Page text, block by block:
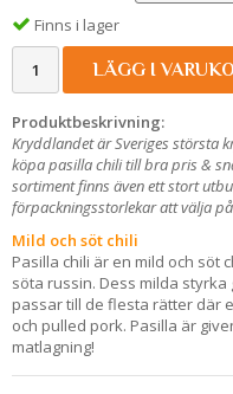
Finns i lager
LÄGG I
Produktbeskrivning:
Kryddlandet är Sveriges största
köpa pasilla chili till bra pris &
sortiment finns även ett stort
förpackningsstorlekar att välja
Mild och söt chili
Pasilla chili är en mild och söt
söta russin. Dess milda
passar till de flesta rätter där
och pulled pork. Pasilla är
matlagning!